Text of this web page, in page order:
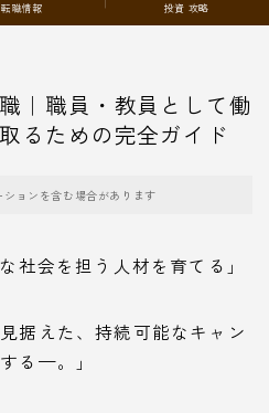
転職情報 投資 攻略
｜職員・教員として働
るための完全ガイド
ョンを含む場合があります
社会を担う人材を育てる」
据えた、持続可能なキャン
る—。」